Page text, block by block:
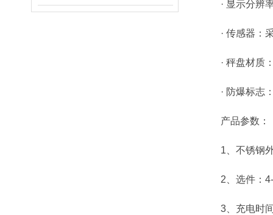
· 显示分辨率
· 传感器：采
· 秤盘材质：
· 防爆标志：
产品参数：
1、不锈钢外
2、选件：4-
3、充电时间